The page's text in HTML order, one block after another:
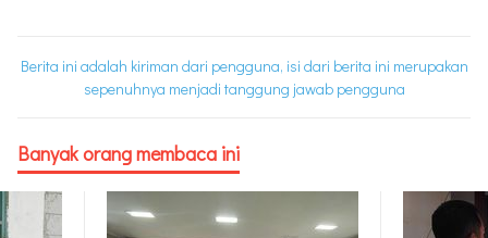
Berita ini adalah kiriman dari pengguna, isi dari berita ini merupakan
sepenuhnya menjadi tanggung jawab pengguna
Banyak orang membaca ini